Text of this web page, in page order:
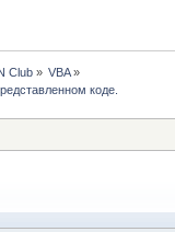
Club» VBA»
коде.